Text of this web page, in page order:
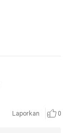
Laporkan 0